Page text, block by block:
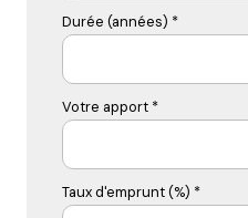
Durée (années) *
Votre apport *
Taux d'emprunt (%) *